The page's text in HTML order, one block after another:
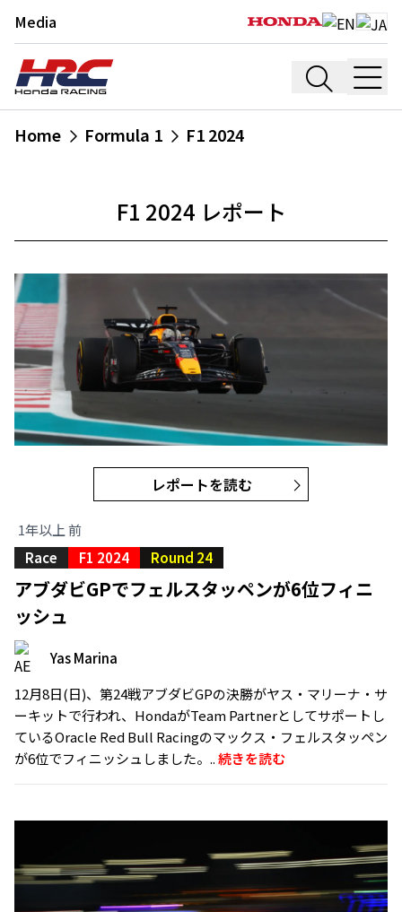
Media
Home Formula 1 F1 2024
F1 2024 レポート
レポートを読む
1年以上 前
Race
F1 2024 Round 24
アブダビGPでフェルスタッペンが6位フィニ
ッシュ
Yas Marina
12月8日(日)、第24戦アブダビGPの決勝がヤス・マリーナ・サ
ーキットで行われ、HondaがTeam Partnerとしてサポートし
ているOracle Red Bull Racingのマックス・フェルスタッペン
が6位でフィニッシュしました。..続きを読む